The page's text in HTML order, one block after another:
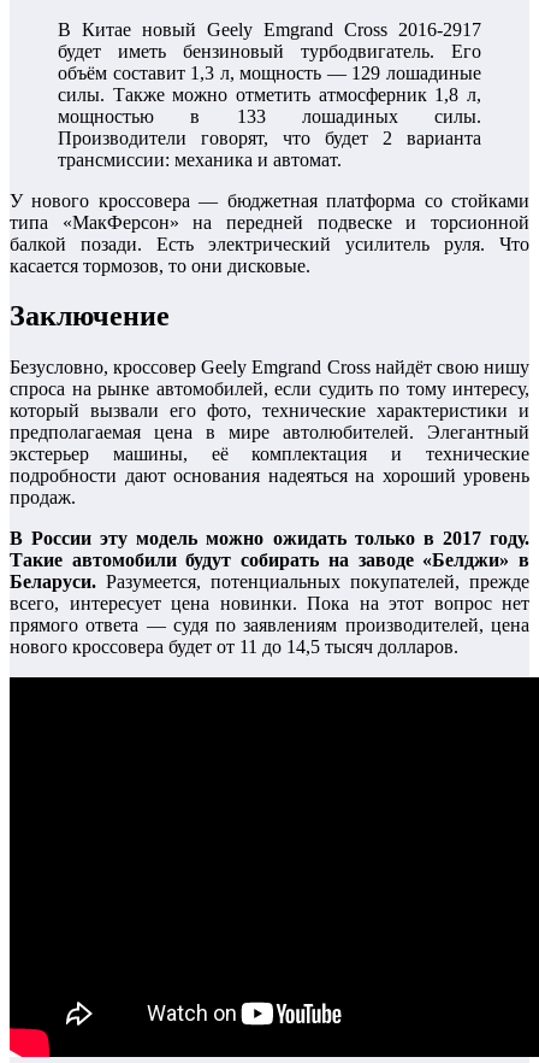
В Китае новый Geely Emgrand Cross 2016-2917
будет иметь бензиновый турбодвигатель. Его
объём составит 1,3 л, мощность — 129 лошадиные
силы. Также можно отметить атмосферник 1,8 л,
мощностью в 133 лошадиных силы.
Производители говорят, что будет 2 варианта
трансмиссии: механика и автомат.
У нового кроссовера — бюджетная платформа со стойками
типа «МакФерсон» на передней подвеске и торсионной
балкой позади. Есть электрический усилитель руля. Что
касается тормозов, то они дисковые.
Заключение
Безусловно, кроссовер Geely Emgrand Cross найдёт свою нишу
спроса на рынке автомобилей, если судить по тому интересу,
который вызвали его фото, технические характеристики и
предполагаемая цена в мире автолюбителей. Элегантный
экстерьер машины, её комплектация и технические
подробности дают основания надеяться на хороший уровень
продаж.
В России эту модель можно ожидать только в 2017 году.
Такие автомобили будут собирать на заводе «Белджи» в
Беларуси. Разумеется, потенциальных покупателей, прежде
всего, интересует цена новинки. Пока на этот вопрос нет
прямого ответа — судя по заявлениям производителей, цена
нового кроссовера будет от 11 до 14,5 тысяч долларов.